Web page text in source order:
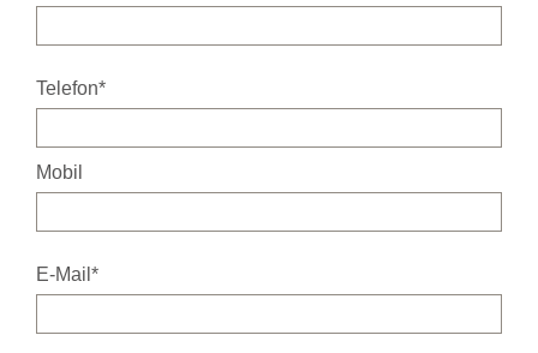
Telefon*
Mobil
E-Mail*